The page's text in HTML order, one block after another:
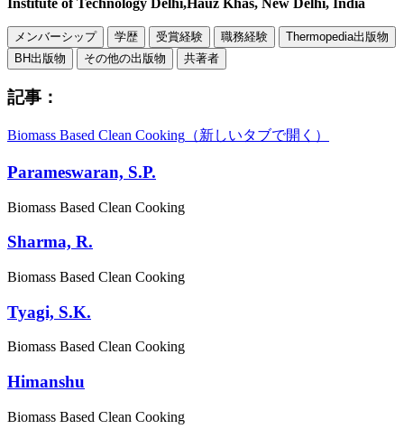
メンバーシップ 学歴 受賞経験 職務経験
Thermopedia出版物
BH出版物
その他の出版物 共著者
記事：
Biomass Based Clean Cooking （新しいタブで開く）
Parameswaran, S.P.
Biomass Based Clean Cooking
Sharma, R.
Biomass Based Clean Cooking
Tyagi, S.K.
Biomass Based Clean Cooking
Himanshu
Biomass Based Clean Cooking